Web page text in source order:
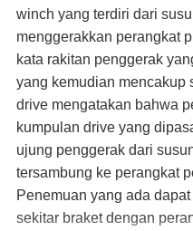
winch yang terdiri dari
menggerakkan perangkat
kata rakitan penggerak
yang kemudian mencakup
drive mengatakan bahwa
kumpulan drive yang
ujung penggerak dari
tersambung ke perangkat
Penemuan yang ada
sekitar braket dengan